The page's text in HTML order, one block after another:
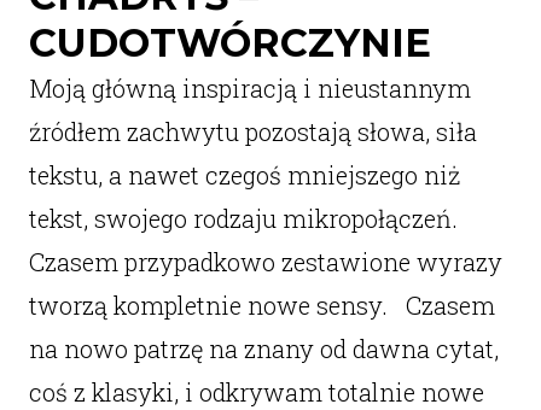
CUDOTWÓRCZYNIE
Moją główną inspiracją i nieustannym
źródłem zachwytu pozostają słowa, siła
tekstu, a nawet czegoś mniejszego niż
tekst, swojego rodzaju mikropołączeń.
Czasem przypadkowo zestawione wyrazy
tworzą kompletnie nowe sensy. Czasem
na nowo patrzę na znany od dawna cytat,
coś z klasyki, i odkrywam totalnie nowe